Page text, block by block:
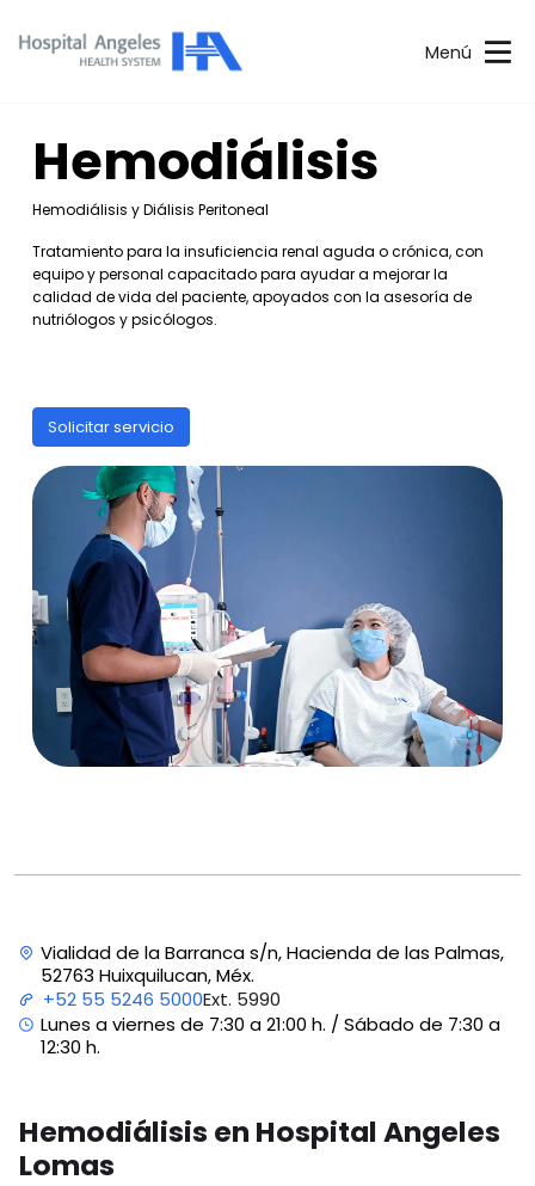
Menú
Hemodiálisis
Hemodiálisis y Diálisis Peritoneal
Tratamiento para la insuficiencia renal aguda o crónica, con
equipo y personal capacitado para ayudar a mejorar la
calidad de vida del paciente, apoyados con la asesoría de
nutriólogos y psicólogos.
Solicitar servicio
Vialidad de la Barranca s/n, Hacienda de las Palmas,
52763 Huixquilucan, Méx.
+52 55 5246 5000Ext. 5990
Lunes a viernes de 7:30 a 21:00 h. / Sábado de 7:30 a
12:30 h.
Hemodiálisis en Hospital Angeles
Lomas